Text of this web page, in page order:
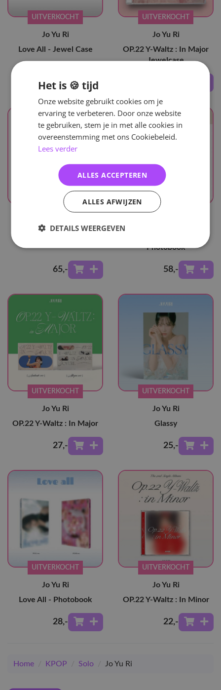
UITVERKOCHT
Jo Yu Ri
Love All - Jewel Case
20,-
UITVERKOCHT
Jo Yu Ri
OP.22 Y-Waltz : In Major
Jewelcase
UITVERKOCHT
65,-
UITVERKOCHT
Photobook
58,-
UITVERKOCHT
Jo Yu Ri
OP.22 Y-Waltz : In Major
27,-
UITVERKOCHT
Jo Yu Ri
Glassy
25,-
UITVERKOCHT
Jo Yu Ri
Love All - Photobook
28,-
UITVERKOCHT
Jo Yu Ri
OP.22 Y-Waltz : In Minor
22,-
Home / KPOP / Solo / Jo Yu Ri
Het is 🍪 tijd
Onze website gebruikt cookies om je
ervaring te verbeteren. Door onze website
te gebruiken, stem je in met alle cookies in
overeenstemming met ons Cookiebeleid.
Lees verder
ALLES ACCEPTEREN
ALLES AFWIJZEN
DETAILS WEERGEVEN